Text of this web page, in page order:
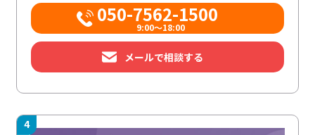
050-7562-1500
9:00～18:00
メールで相談する
4